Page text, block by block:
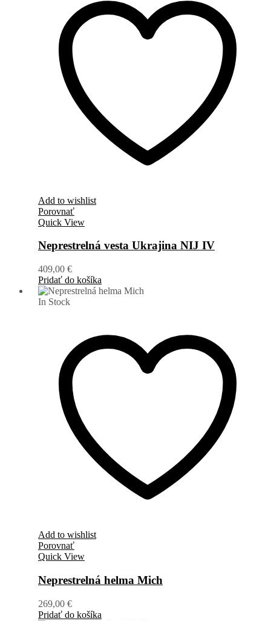
Add to wishlist
Porovnať
Quick View
Neprestrelná vesta Ukrajina NIJ IV
409,00 €
Pridať do košíka
In Stock
Add to wishlist
Porovnať
Quick View
Neprestrelná helma Mich
269,00 €
Pridať do košíka